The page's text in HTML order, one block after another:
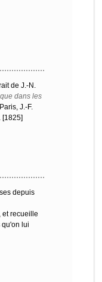
de J.-N.
dans les
J.-F.
[1825]
depuis
et recueille
qu'on lui